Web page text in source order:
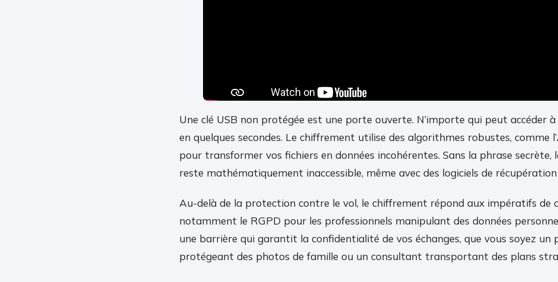
Une clé USB non protégée est une porte ouverte. N’importe qui peut accéder
en quelques secondes. Le chiffrement utilise des algorithmes robustes, comme l’
pour transformer vos fichiers en données incohérentes. Sans la phrase secrète,
reste mathématiquement inaccessible, même avec des logiciels de récupération
Au-delà de la protection contre le vol, le chiffrement répond aux impératifs de
notamment le RGPD pour les professionnels manipulant des données
une barrière qui garantit la confidentialité de vos échanges, que vous soyez un
protégeant des photos de famille ou un consultant transportant des plans